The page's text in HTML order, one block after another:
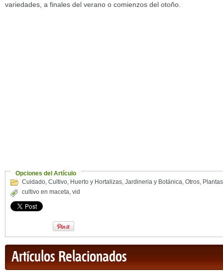
variedades, a finales del verano o comienzos del otoño.
Opciones del Artículo
Cuidado, Cultivo, Huerto y Hortalizas, Jardineria y Botánica, Otros, Plantas
cultivo en maceta, vid
Artículos Relacionados